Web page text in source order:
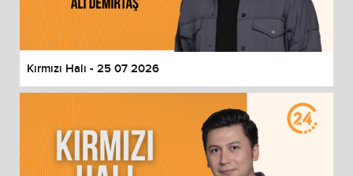
Kırmızı Halı - 25 07 2026